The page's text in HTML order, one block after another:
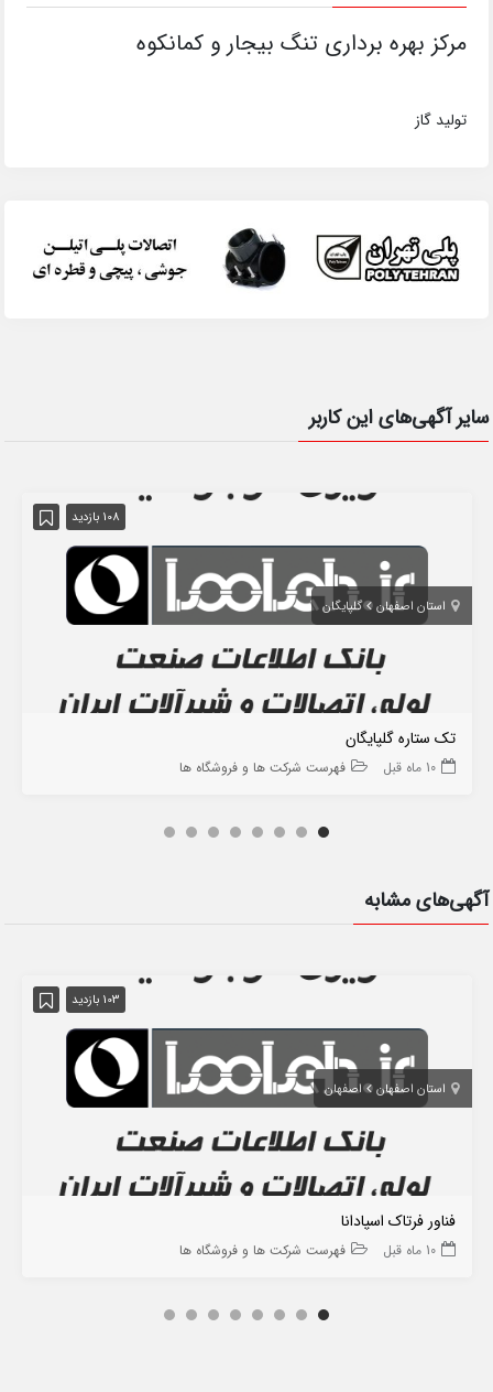
مرکز بهره برداری تنگ بیجار و کمانکوه
تولید گاز
سایر آگهی‌های این کاربر
108 بازدید
استان اصفهان گلپایگان
تک ستاره گلپایگان
10 ماه قبل فهرست شرکت ها و فروشگاه ها
آگهی‌های مشابه
103 بازدید
استان اصفهان اصفهان
فناور فرتاک اسپادانا
10 ماه قبل فهرست شرکت ها و فروشگاه ها